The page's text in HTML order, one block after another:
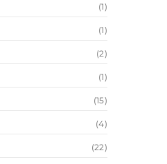
(1)
(1)
(2)
(1)
(15)
(4)
(22)